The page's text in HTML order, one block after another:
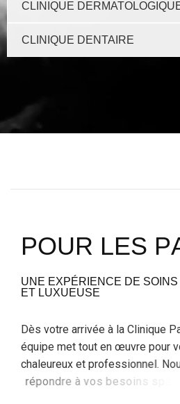
CLINIQUE
CLINIQUE DENTAIRE
POUR LES P
UNE EXPÉRIENCE DE
ET LUXUEUSE
Dès votre arrivée à a C inique P
équipe met tout en œuvre pour v
cha eureux et professionne . Nou
épondre à v os b esoins sp